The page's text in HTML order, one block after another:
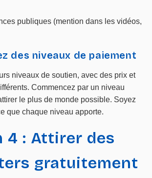
publiques (mention dans les vidéos,
des niveaux de paiement
niveaux de soutien, avec des prix et
Commencez par un niveau
le plus de monde possible. Soyez
que chaque niveau apporte.
4 : Attirer des
gratuitement